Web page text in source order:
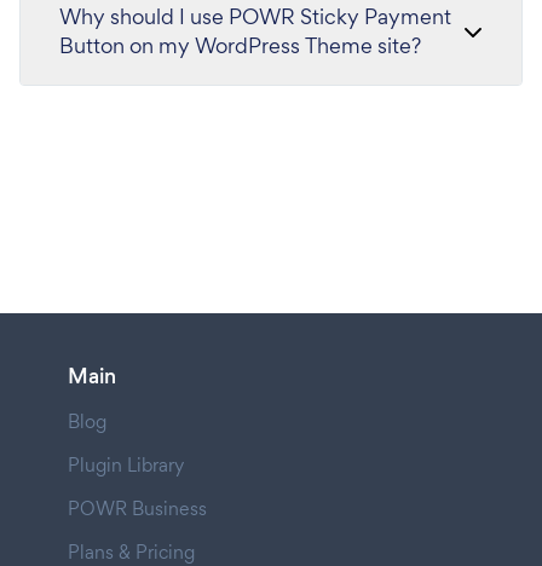
Why should I use POWR Sticky Payment
Button on my WordPress Theme site?
Main
Blog
Plugin Library
POWR Business
Plans & Pricing